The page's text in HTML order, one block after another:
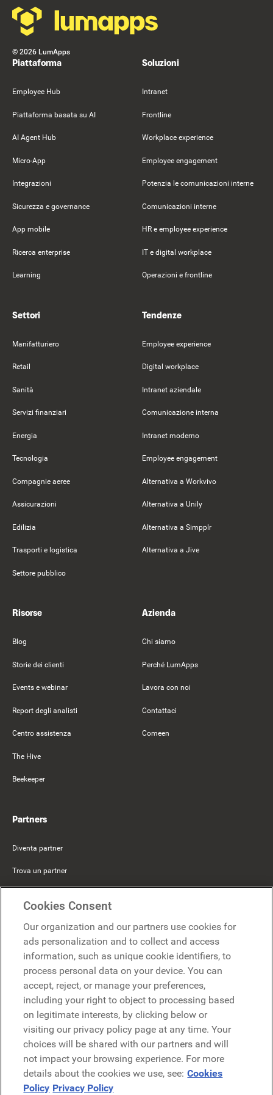
© 2026 LumApps
Piattaforma
Employee Hub
Piattaforma basata su AI
AI Agent Hub
Micro-App
Integrazioni
Sicurezza e governance
App mobile
Ricerca enterprise
Learning
Soluzioni
Intranet
Frontline
Workplace experience
Employee engagement
Potenzia le comunicazioni interne
Comunicazioni interne
HR e employee experience
IT e digital workplace
Operazioni e frontline
Settori
Manifatturiero
Retail
Sanità
Servizi finanziari
Energia
Tecnologia
Compagnie aeree
Assicurazioni
Edilizia
Trasporti e logistica
Settore pubblico
Tendenze
Employee experience
Digital workplace
Intranet aziendale
Comunicazione interna
Intranet moderno
Employee engagement
Alternativa a Workvivo
Alternativa a Unily
Alternativa a Simpplr
Alternativa a Jive
Risorse
Blog
Storie dei clienti
Events e webinar
Report degli analisti
Centro assistenza
The Hive
Beekeeper
Azienda
Chi siamo
Perché LumApps
Lavora con noi
Contattaci
Comeen
Partners
Diventa partner
Trova un partner
Microsoft
Richiedi una demo
Richiedi una demo
Contattaci
Contattaci
Cookies Consent
Our organization and our partners use cookies for
ads personalization and to collect and access
information, such as unique cookie identifiers, to
process personal data on your device. You can
accept, reject, or manage your preferences,
including your right to object to processing based
on legitimate interests, by clicking below or
visiting our privacy policy page at any time. Your
choices will be shared with our partners and will
not impact your browsing experience. For more
details about the cookies we use, see: Cookies
Policy Privacy Policy